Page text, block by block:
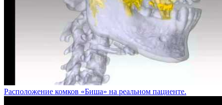
Расположение комков «Биша» на реальном пациенте.